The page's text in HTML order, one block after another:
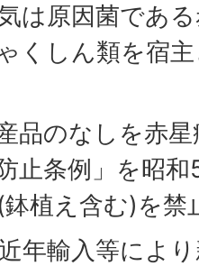
は原因菌であ
くしん類を宿
品のなしを赤
止条例」を昭
植え含む)を
年輸入等によ